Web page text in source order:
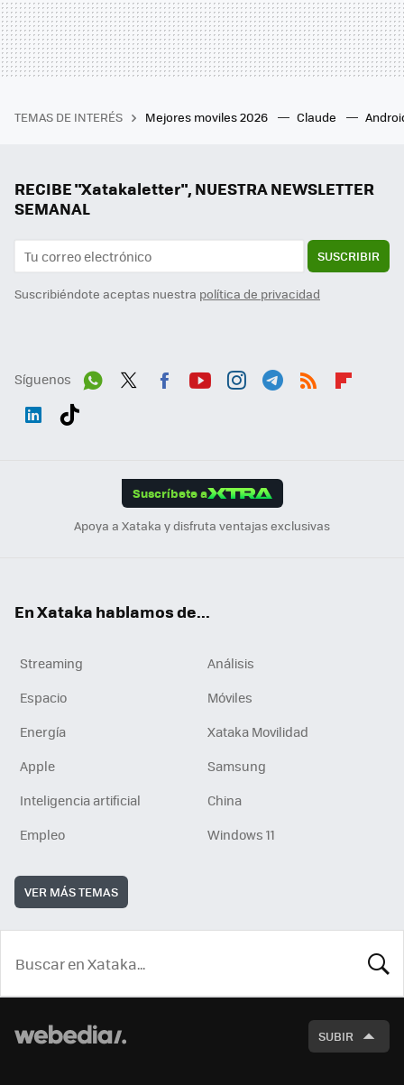
TEMAS DE INTERÉS Mejores moviles 2026 Claude
RECIBE "Xatakaletter", NUESTRA NEWSLETTER
SEMANAL
SUSCRIBIR
Suscribiéndote aceptas nuestra política de privacidad
Síguenos
Suscríbete a
Apoya a Xataka y disfruta ventajas exclusivas
En Xataka hablamos de...
Streaming
Análisis
Espacio
Móviles
Energía
Xataka Movilidad
Apple
Samsung
Inteligencia artificial
China
Empleo
Windows 11
VER MÁS TEMAS
SUBIR